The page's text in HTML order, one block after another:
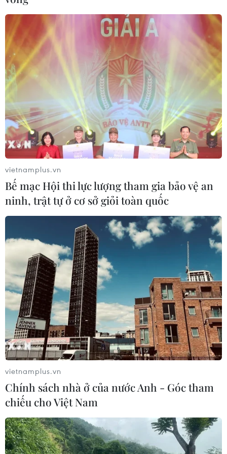
Lãnh đạo Hà Nội: Thực hiện nghiêm quy
trình cách ly tại các khách sạn
01/05/2021 06:14
Lãnh đạo Hà Nội đề nghị quận các quận, huyện phải
kiểm tra, đánh giá các phương án an toàn ở các đơn vị,
cơ quan, cơ sở kinh doanh, nếu không đảm bảo an
toàn thì không được hoạt động.
vietnamplus.vn
Bế mạc Hội thi lực lượng tham gia bảo vệ an
ninh, trật tự ở cơ sở giỏi toàn quốc
vietnamplus.vn
Chính sách nhà ở của nước Anh - Góc tham
chiếu cho Việt Nam